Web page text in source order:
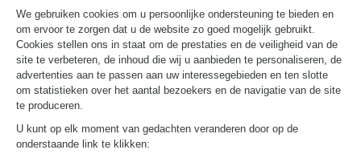
We gebruiken cookies om u persoonlijke ondersteuning te bieden en
om ervoor te zorgen dat u de website zo goed mogelijk gebruikt.
Cookies stellen ons in staat om de prestaties en de veiligheid van de
site te verbeteren, de inhoud die wij u aanbieden te personaliseren, de
advertenties aan te passen aan uw interessegebieden en ten slotte
om statistieken over het aantal bezoekers en de navigatie van de site
te produceren.
U kunt op elk moment van gedachten veranderen door op de
onderstaande link te klikken:
Ik selecteer mijn ontmoetingsplaats, vervolgens kies ik mijn
datum en tijd voor de afspraak: